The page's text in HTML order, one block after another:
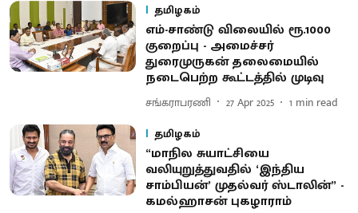
தமிழகம்
எம்-சாண்டு விலையில் ரூ.1000
குறைப்பு - அமைச்சர்
துரைமுருகன் தலைமையில்
நடைபெற்ற கூட்டத்தில் முடிவு
சங்கராபரணி 27 Apr 2025 1 min read
தமிழகம்
“மாநில சுயாட்சியை
வலியுறுத்துவதில் ‘இந்திய
சாம்பியன்’ முதல்வர் ஸ்டாலின்” -
கமல்ஹாசன் புகழாராம்